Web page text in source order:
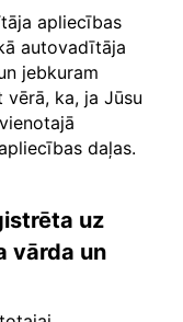
apliecības
autovadītāja
jebkuram
ka, ja Jūsu
daļas.
uz
vārda un